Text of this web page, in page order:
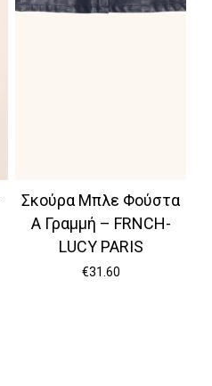
Σκούρα Μπλε Φούστα
Α Γραμμή – FRNCH-
LUCY PARIS
€31.60